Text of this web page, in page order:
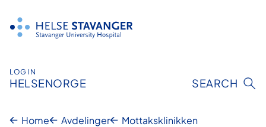
innhold
LOG IN
HELSENORGE SEARCH
Home Avdelinger
Mottaksklinikken